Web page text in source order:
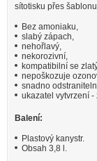
sítotisku přes
Bez amoniaku,
slabý zápach,
nehořlavý,
nekorozivní,
kompatibilní se
nepoškozuje
snadno
ukazatel vytvrzení -
Balení:
Plastový kanystr.
Obsah 3,8 l.